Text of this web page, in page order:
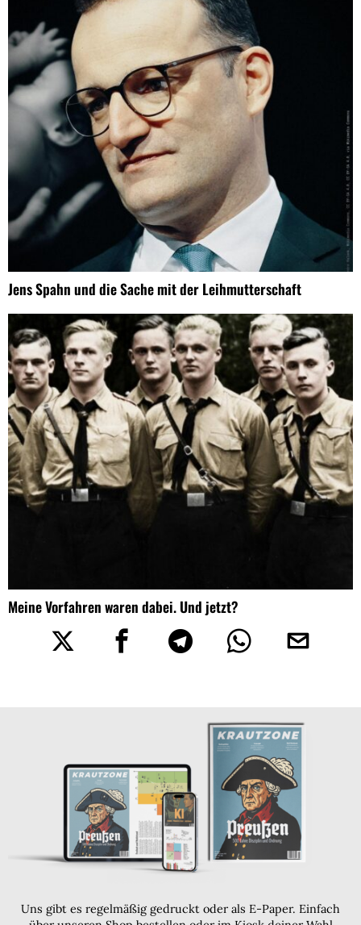
Jens Spahn und die Sache mit der Leihmutterschaft
Meine Vorfahren waren dabei. Und jetzt?
Uns gibt es regelmäßig gedruckt oder als E-Paper. Einfach